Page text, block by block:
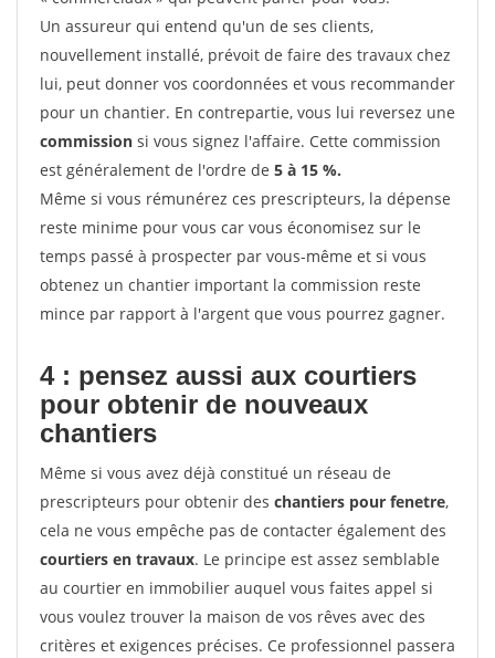
Un assureur qui entend qu'un de ses clients,
nouvellement installé, prévoit de faire des travaux chez
lui, peut donner vos coordonnées et vous recommander
pour un chantier. En contrepartie, vous lui reversez une
commission si vous signez l'affaire. Cette commission
est généralement de l'ordre de 5 à 15 %.
Même si vous rémunérez ces prescripteurs, la dépense
reste minime pour vous car vous économisez sur le
temps passé à prospecter par vous-même et si vous
obtenez un chantier important la commission reste
mince par rapport à l'argent que vous pourrez gagner.
4 : pensez aussi aux courtiers
pour obtenir de nouveaux
chantiers
Même si vous avez déjà constitué un réseau de
prescripteurs pour obtenir des chantiers pour fenetre,
cela ne vous empêche pas de contacter également des
courtiers en travaux. Le principe est assez semblable
au courtier en immobilier auquel vous faites appel si
vous voulez trouver la maison de vos rêves avec des
critères et exigences précises. Ce professionnel passera